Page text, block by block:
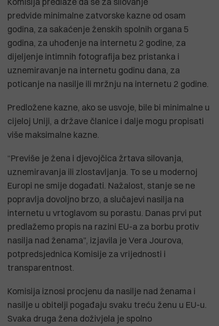
predvide minimalne zatvorske kazne od osam
godina, za sakaćenje ženskih spolnih organa 5
godina, za uhođenje na internetu 2 godine, za
dijeljenje intimnih fotografija bez pristanka i
uznemiravanje na internetu godinu dana, za
poticanje na nasilje ili mržnju na internetu 2 godine.
Predložene kazne, ako se usvoje, bile bi minimalne u
cijeloj Uniji, a države članice i dalje mogu propisati
više maksimalne kazne.
“Previše je žena i djevojčica žrtava silovanja,
uznemiravanja ili zlostavljanja. To se u modernoj
Europi ne smije događati. Nažalost, stanje se ne
popravlja dovoljno brzo, a slučajevi nasilja na
internetu u vrtoglavom su porastu. Danas prvi put
predlažemo propis na razini EU-a za borbu protiv
nasilja nad ženama”, izjavila je Vera Jourova,
potpredsjednica Komisije za vrijednosti i
transparentnost.
Komisija iznosi procjenu da nasilje nad ženama i
nasilje u obitelji pogađaju svaku treću ženu u EU-u.
Svaka druga žena doživjela je spolno